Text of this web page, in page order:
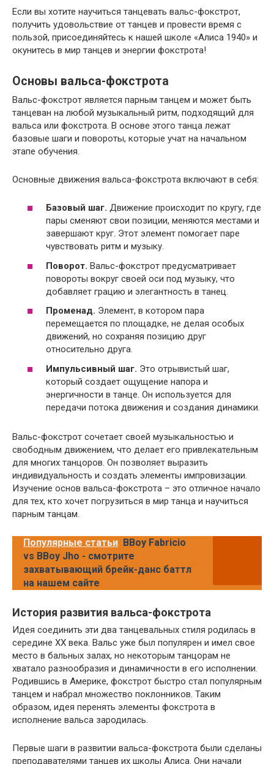
Если вы хотите научиться танцевать вальс-фокстрот,
получить удовольствие от танцев и провести время с
пользой, присоединяйтесь к нашей школе «Алиса 1940» и
окунитесь в мир танцев и энергии фокстрота!
Основы вальса-фокстрота
Вальс-фокстрот является парным танцем и может быть
танцеван на любой музыкальный ритм, подходящий для
вальса или фокстрота. В основе этого танца лежат
базовые шаги и повороты, которые учат на начальном
этапе обучения.
Основные движения вальса-фокстрота включают в себя:
Базовый шаг. Движение происходит по кругу, где
пары сменяют свои позиции, меняются местами и
завершают круг. Этот элемент помогает паре
чувствовать ритм и музыку.
Поворот. Вальс-фокстрот предусматривает
повороты вокруг своей оси под музыку, что
добавляет грацию и элегантность в танец.
Променад. Элемент, в котором пара
перемещается по площадке, не делая особых
движений, но сохраняя позицию друг
относительно друга.
Импульсивный шаг. Это отрывистый шаг,
который создает ощущение напора и
энергичности в танце. Он используется для
передачи потока движения и создания динамики.
Вальс-фокстрот сочетает своей музыкальностью и
свободным движением, что делает его привлекательным
для многих танцоров. Он позволяет выразить
индивидуальность и создать элементы импровизации.
Изучение основ вальса-фокстрота – это отличное начало
для тех, кто хочет погрузиться в мир танца и научиться
парным танцам.
Популярные статьи BBoy Fabricio
vs BBoy Jho - смотрите
захватывающий брейк-данс баттл
на нашем сайте
История развития вальса-фокстрота
Идея соединить эти два танцевальных стиля родилась в
середине XX века. Вальс уже был популярен и имел свое
место в бальных залах, но некоторым танцорам не
хватало разнообразия и динамичности в его исполнении.
Родившись в Америке, фокстрот быстро стал популярным
танцем и набрал множество поклонников. Таким
образом, идея перенять элементы фокстрота в
исполнение вальса зародилась.
Первые шаги в развитии вальса-фокстрота были сделаны
преподавателями танцев их школы Алиса. Они начали